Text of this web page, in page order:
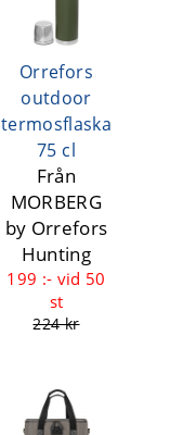
Orrefors
outdoor
termosflaska
75 cl
Från
MORBERG
by Orrefors
Hunting
199 :- vid 50
st
224 kr